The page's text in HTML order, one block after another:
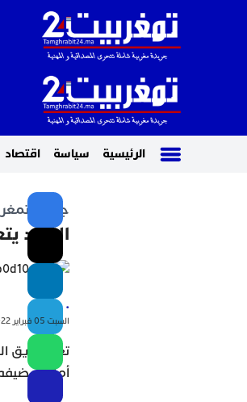
الرئيسية سياسة اقتصاد
جريدة
الوداد
.
السبت 05 فبراير 2022 - 6:22
تعثر فريق
أمام مضيفه